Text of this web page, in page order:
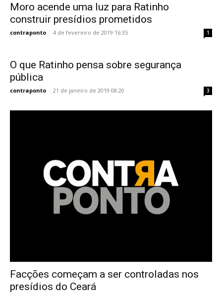
Moro acende uma luz para Ratinho
construir presídios prometidos
contraponto - 4 de fevereiro de 2019 16:35 1
O que Ratinho pensa sobre segurança
pública
contraponto - 21 de janeiro de 2019 08:20 3
Facções começam a ser controladas nos
presídios do Ceará